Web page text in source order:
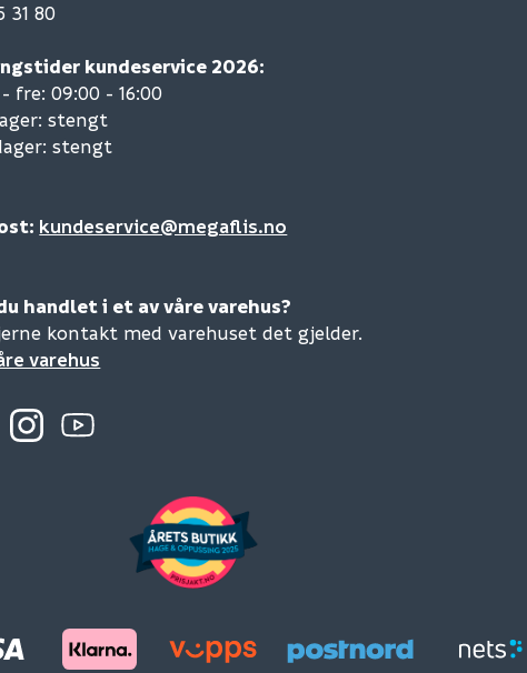
31 80
kundeservice 2026:
fre: 09:00 - 16:00
stengt
stengt
kundeservice@megaflis.no
handlet i et av våre varehus?
kontakt med varehuset det gjelder.
varehus